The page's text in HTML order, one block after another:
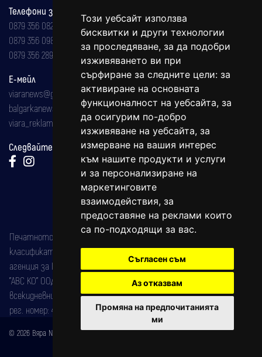
Този уебсайт използва
бисквитки и други технологии
за проследяване, за да подобри
изживяването ви при
сърфиране за следните цели: за
активиране на основната
функционалност на уебсайта, за
да осигурим по-добро
изживяване на уебсайта, за
измерване на вашия интерес
към нашите продукти и услуги
и за персонализиране на
маркетинговите
взаимодействия, за
предоставяне на реклами които
са по-подходящи за вас.
Съгласен съм
Аз отказвам
Промяна на предпочитанията
ми
Телефони за реклама и абонаменти
0879 356 082
0879 356 098
0879 356 289
Е-мейл
viaranews@gmail.com
balgarkanews@gmail.com
viara_reklama@mail.bg
Следвайте ни:
Печатното издание на вестника е регистрирано в националния
класификатор на печатните издания (Българска национална
агенция за ISSN) под номер: ISSN 1312-4722.
"АВС КО" ООД е притежател на марката: Вяра информационен
всекидневник на югозападна България, със свидетелство за марка
рег. номер: 47857/11.05.2004 година.
© 2026 Вяра News Всички права запазени!